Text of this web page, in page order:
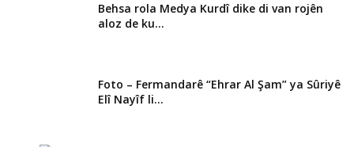
Behsa rola Medya Kurdî dike di van rojên
aloz de ku...
Foto – Fermandarê “Ehrar Al Şam” ya Sûriyê
Elî Nayîf li...